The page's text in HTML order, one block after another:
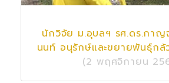
นักวิจัย ม.อุบลฯ รศ.ดร.กาญ
นนท์ อนุรักษ์และขยายพันธุ์กล้
(2 พฤศจิกายน